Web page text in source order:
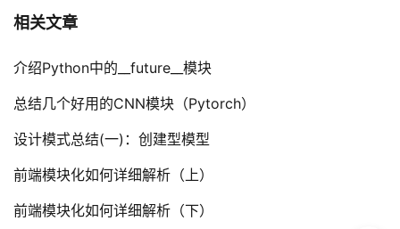
相关文章
介绍Python中的__future__模块
总结几个好用的CNN模块（Pytorch）
设计模式总结(一)：创建型模型
前端模块化如何详细解析（上）
前端模块化如何详细解析（下）